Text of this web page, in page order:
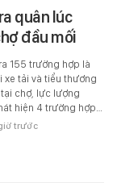
quân lúc
đầu mối
155 trường hợp là
xe tải và tiểu thương
chợ, lực lượng
hiện 4 trường hợp…
trước